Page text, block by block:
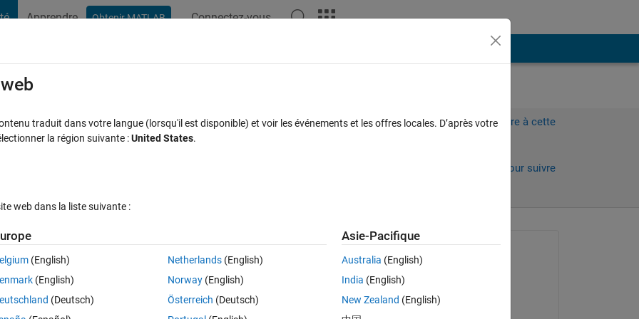
Apprendre Obtenir MATLAB Connectez-vous
block out to a 4×4 homogeneous
Connectez-vous pour répondre à cette
Connectez-vous pour suivre
app and exported the configuration into a matrix (7×6 matrix)
this matrix i input only the xyz position data(3×7 matrix) as
le 27 Mar 2025
traduit dans votre langue (lorsqu'il est disponible) et voir les événements et les offres locales. D’après votre
la région suivante :United States.
web dans la liste suivante :
(English)
(English)
(Deutsch)
Netherlands(English)
Norway(English)
Österreich (Deutsch)
Asie-Pacifique
Australia (English)
India (English)
New Zealand (English)